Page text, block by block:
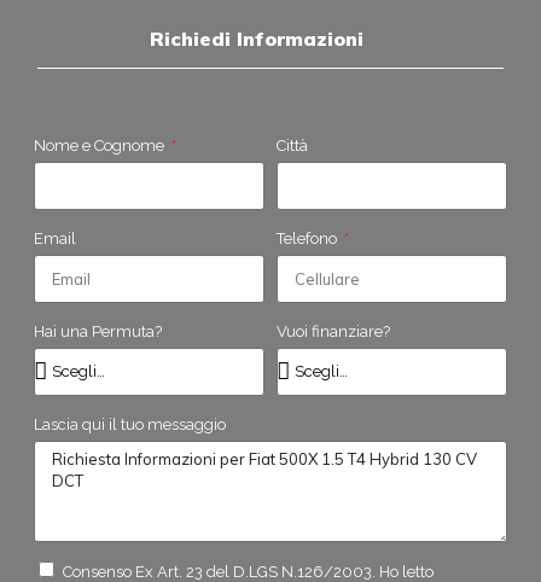
Richiedi Informazioni
Nome e Cognome Città
Email Telefono
Hai una Permuta? Vuoi finanziare?
Lascia qui il tuo messaggio
Consenso Ex Art. 23 del D.LGS N.126/2003. Ho letto